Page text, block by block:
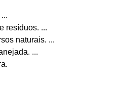
resíduos. ...
naturais. ...
...